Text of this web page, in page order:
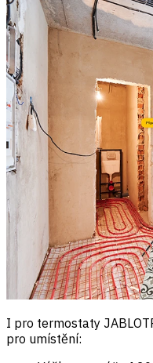
I pro termostaty
pro umístění: